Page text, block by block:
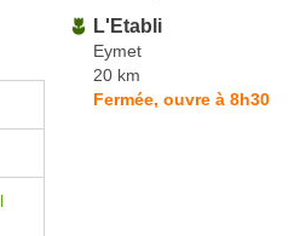
L'Etabli
Eymet
20 km
Fermée, ouvre à 8h30